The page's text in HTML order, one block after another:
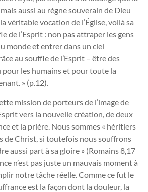
aussi au règne souverain de Dieu
véritable vocation de l’Église, voilà sa
de l’Esprit : non pas attraper les gens
monde et entrer dans un ciel
au souffle de l’Esprit – être des
pour les humains et pour toute la
» (p.12).
mission de porteurs de l’image de
vers la nouvelle création, de deux
et la prière. Nous sommes « héritiers
de Christ, si toutefois nous souffrons
aussi part à sa gloire » (Romains 8,17
n’est pas juste un mauvais moment à
notre tâche réelle. Comme ce fut le
est la façon dont la douleur, la